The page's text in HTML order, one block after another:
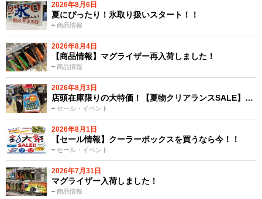
2026年8月6日
商品情報
夏にぴったり！氷取り扱いスタート！！
2026年8月4日
商品情報
【商品情報】マグライザー再入荷しました！
2026年8月3日
セール・イベント
店頭在庫限りの大特価！【夏物クリアランスSALE】…
2026年8月1日
セール・イベント
【セール情報】クーラーボックスを買うなら今！！
2026年7月31日
商品情報
マグライザー入荷しました！